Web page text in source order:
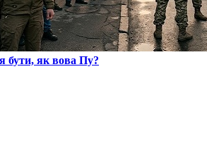
бути, як вова Пу?